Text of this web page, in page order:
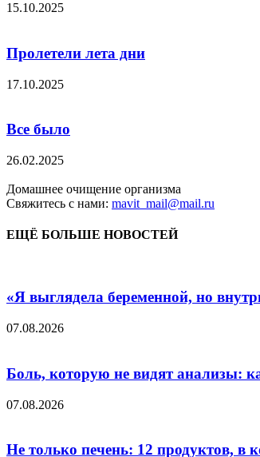
15.10.2025
Пролетели лета дни
17.10.2025
Все было
26.02.2025
Домашнее очищение организма
Свяжитесь с нами: mavit_mail@mail.ru
ЕЩЁ БОЛЬШЕ НОВОСТЕЙ
«Я выглядела беременной, но
07.08.2026
Боль, которую не видят анализы:
07.08.2026
Не только печень: 12 продуктов, в